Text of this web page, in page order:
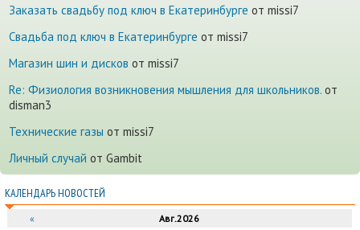
Заказать свадьбу под ключ в Екатеринбурге от missi7
Cвадьба под ключ в Екатеринбурге от missi7
Магазин шин и дисков от missi7
Re: Физиология возникновения мышления для школьников. от
disman3
Технические газы от missi7
Личный случай от Gambit
КАЛЕНДАРЬ НОВОСТЕЙ
« Авг.2026